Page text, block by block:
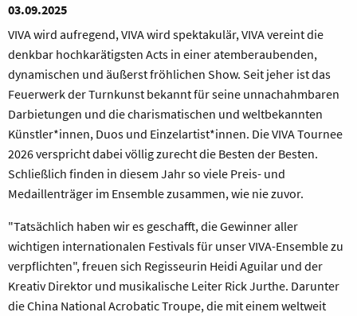
03.09.2025
VIVA wird aufregend, VIVA wird spektakulär, VIVA vereint die
denkbar hochkarätigsten Acts in einer atemberaubenden,
dynamischen und äußerst fröhlichen Show. Seit jeher ist das
Feuerwerk der Turnkunst bekannt für seine unnachahmbaren
Darbietungen und die charismatischen und weltbekannten
Künstler*innen, Duos und Einzelartist*innen. Die VIVA Tournee
2026 verspricht dabei völlig zurecht die Besten der Besten.
Schließlich finden in diesem Jahr so viele Preis- und
Medaillenträger im Ensemble zusammen, wie nie zuvor.
"Tatsächlich haben wir es geschafft, die Gewinner aller
wichtigen internationalen Festivals für unser VIVA-Ensemble zu
verpflichten", freuen sich Regisseurin Heidi Aguilar und der
Kreativ Direktor und musikalische Leiter Rick Jurthe. Darunter
die China National Acrobatic Troupe, die mit einem weltweit